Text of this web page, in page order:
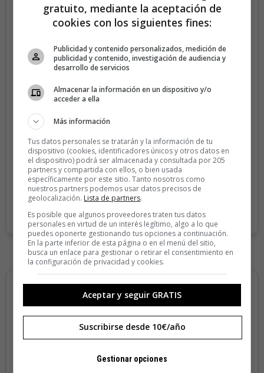
Recibe 4 números de la revista Yorokobu.
Accede al contenido exclusivo de Yorokobu.
Recibe newsletters con contenido exclusivo para
Sin compromiso de permanencia. Recibe en casa los
cuatro números que publicamos cada año.
Precio para la península y Baleares.
SUSCRIBIRME
gratuito, mediante la aceptación de
cookies con los siguientes fines:
Publicidad y contenido personalizados, medición de
publicidad y contenido, investigación de audiencia y
desarrollo de servicios
Almacenar la información en un dispositivo y/o
acceder a ella
Más información
Tus datos personales se tratarán y la información de tu
dispositivo (cookies, identificadores únicos y otros datos en
el dispositivo) podrá ser almacenada y consultada por 205
partners y compartida con ellos, o bien usada
específicamente por este sitio. Tanto nosotros como
nuestros partners podemos usar datos precisos de
geolocalización. Lista de partners.
Es posible que algunos proveedores traten tus datos
personales en virtud de un interés legítimo, algo a lo que
puedes oponerte gestionando tus opciones a continuación.
En la parte inferior de esta página o en el menú del sitio,
busca un enlace para gestionar o retirar el consentimiento en
la configuración de privacidad y cookies.
Aceptar y seguir GRATIS
Suscribirse desde 10€/año
Gestionar opciones